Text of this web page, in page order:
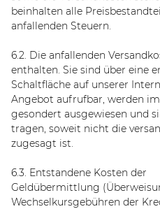
beinhalten alle
anfallenden Steuern.
6.2. Die anfallenden
enthalten. Sie sind über eine
Schaltfläche auf unserer
Angebot aufrufbar, werden
gesondert ausgewiesen und
tragen, soweit nicht die
zugesagt ist.
6.3. Entstandene Kosten der
Geldübermittlung
Wechselkursgebühren der